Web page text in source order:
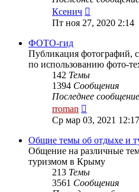
Ксенич
к
последнему
Пт ноя 27, 2020 2:14
ФОТО-гид
Публикация фотографий,
по использованию фото-
142 Темы
1394 Сообщения
Последнее сообщение
rroman
к
последнему
сообщению
Ср мар 03, 2021 12:17
Общие темы об отдыхе и
Общение на различные
туризмом в Крыму
213 Темы
3561 Сообщения